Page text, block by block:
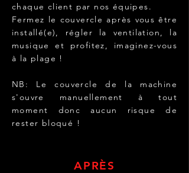
chaque client par nos équipes.
Fermez le couvercle après vous être
installé(e), régler la ventilation, la
musique et profitez, imaginez-vous
à la plage !
NB: Le couvercle de la machine
s'ouvre manuellement à tout
moment donc aucun risque de
rester bloqué !
APRÈS